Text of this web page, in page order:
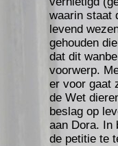
waarin staat
levend
gehouden
dat dit
voorwerp.
er voor gaat
de Wet
beslag op
aan Dora. In
de petitie te